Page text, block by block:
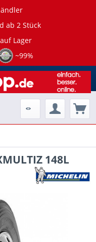
ab 2 Stück
Lager
~99%
148L